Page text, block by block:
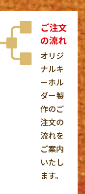
ご注文
の流れ
オリジ
ナルキ
ーホル
ダー製
作のご
注文の
流れを
ご案内
いたし
ます。